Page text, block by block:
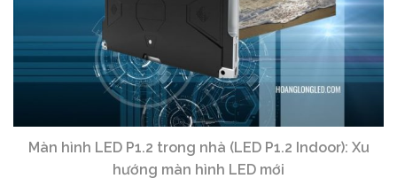
Màn hình LED P1.2 trong nhà (LED P1.2 Indoor): Xu
hướng màn hình LED mới